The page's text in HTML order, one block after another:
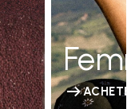
ACHETER